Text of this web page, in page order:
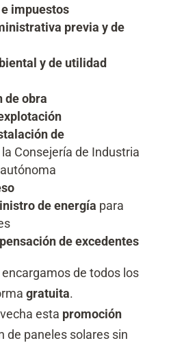
impuestos
previa y de
y de utilidad
de obra
de
Consejería de Industria
de energía para
de excedentes
encargamos de todos los
gratuita.
esta promoción
de paneles solares sin